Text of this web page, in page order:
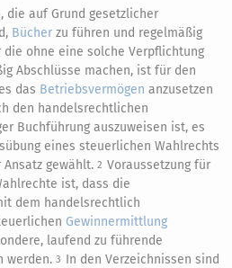
die auf Grund gesetzlicher
Bücher zu führen und regelmäßig
die ohne eine solche Verpflichtung
Abschlüsse machen, ist für den
das Betriebsvermögen anzusetzen
den handelsrechtlichen
Buchführung auszuweisen ist, es
eines steuerlichen Wahlrechts
gewählt. 2 Voraussetzung für
ist, dass die
dem handelsrechtlich
Gewinnermittlung
laufend zu führende
werden. 3 In den Verzeichnissen sind